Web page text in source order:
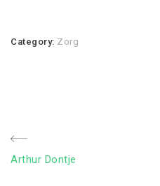
Category: Zorg
Bericht
Previous
Arthur Dontje